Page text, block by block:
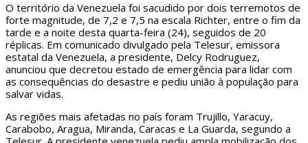
O território da Venezuela foi sacudido por dois terremotos de
forte magnitude, de 7,2 e 7,5 na escala Richter, entre o fim da
tarde e a noite desta quarta-feira (24), seguidos de 20
réplicas. Em comunicado divulgado pela Telesur, emissora
estatal da Venezuela, a presidente, Delcy Rodruguez,
anunciou que decretou estado de emergência para lidar com
as consequências do desastre e pediu união à população para
salvar vidas.
As regiões mais afetadas no país foram Trujillo, Yaracuy,
Carabobo, Aragua, Miranda, Caracas e La Guarda, segundo a